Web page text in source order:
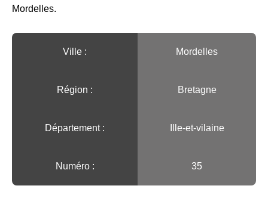
Mordelles.
Ville :️ Mordelles
Région :️ Bretagne
Département : Ille-et-vilaine
Numéro : 35